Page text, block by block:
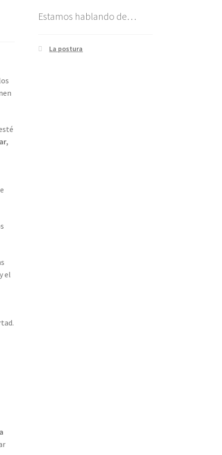
el
Estamos hablando de…
La postura